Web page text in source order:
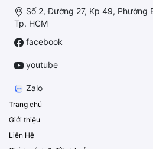
Số 2, Đường 27, Kp 49, Phường
Tp. HCM
facebook
youtube
Zalo
Trang chủ
Giới thiệu
Liên Hệ